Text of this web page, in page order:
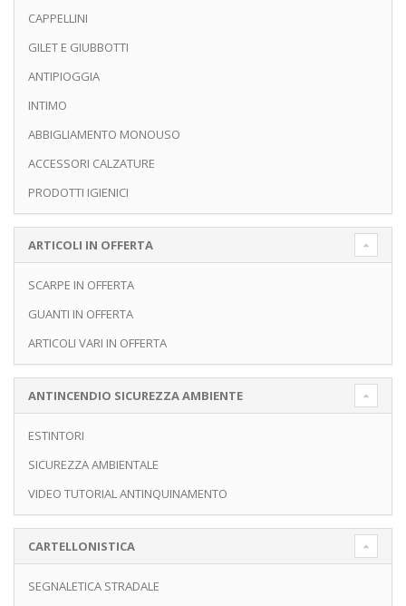
CAPPELLINI
GILET E GIUBBOTTI
ANTIPIOGGIA
INTIMO
ABBIGLIAMENTO MONOUSO
ACCESSORI CALZATURE
PRODOTTI IGIENICI
ARTICOLI IN OFFERTA
SCARPE IN OFFERTA
GUANTI IN OFFERTA
ARTICOLI VARI IN OFFERTA
ANTINCENDIO SICUREZZA AMBIENTE
ESTINTORI
SICUREZZA AMBIENTALE
VIDEO TUTORIAL ANTINQUINAMENTO
CARTELLONISTICA
SEGNALETICA STRADALE